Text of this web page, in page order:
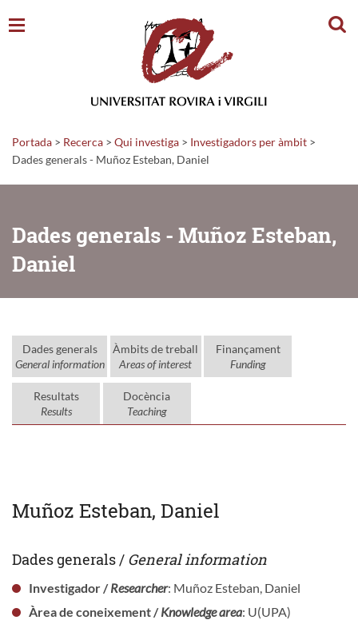
Portada > Recerca > Qui investiga > Investigadors per àmbit >
Dades generals - Muñoz Esteban, Daniel
Dades generals - Muñoz Esteban,
Daniel
Dades generals
General information
Àmbits de treball
Areas of interest
Finançament
Funding
Resultats
Results
Docència
Teaching
Muñoz Esteban, Daniel
Dades generals / General information
Investigador /Researcher: Muñoz Esteban, Daniel
Àrea de coneixement /Knowledge area: U(UPA)